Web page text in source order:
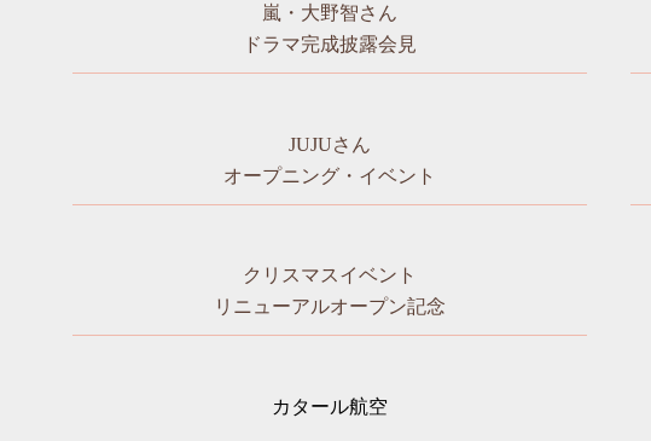
嵐・大野智さん
ドラマ完成披露会見
JUJUさん
オープニング・イベント
クリスマスイベント
リニューアルオープン記念
カタール航空